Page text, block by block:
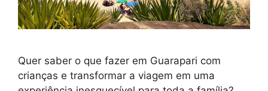
Quer saber o que fazer em Guarapari com
crianças e transformar a viagem em uma